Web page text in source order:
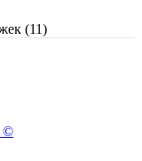
(11)
©